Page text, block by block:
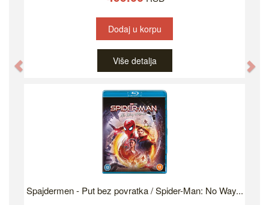
Dodaj u korpu
Više detalja
Spajdermen - Put bez povratka / Spider-Man: No Way...